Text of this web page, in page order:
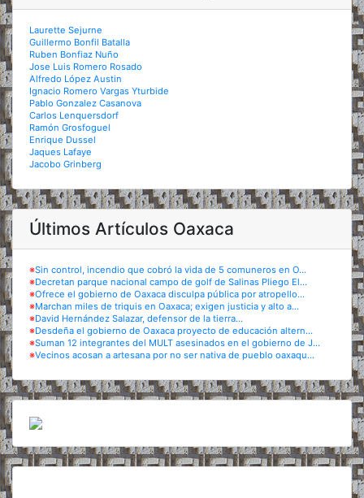
Laurette Sejurne
Guillermo Bonfil Batalla
Ruben Bonfiaz Nuño
Jose Luis Romero Rosado
Alfredo López Austin
Ignacio Romero Vargas Yturbide
Pablo Gonzalez Casanova
Carlos Lenquersdorf
Ramón Grosfoguel
Enrique Dussel
Jaques Lafaye
Jacobo Grinberg
Últimos Artículos Oaxaca
※Sin control, incendio que cobró la vida de 5 comuneros en O...
※Decretan parque nacional campo de golf de Salinas Pliego El...
※Ofrece el gobierno de Oaxaca disculpa pública por atropello...
※Marchan miles de triquis en Oaxaca; exigen justicia y alto a...
※David Hernández Salazar, defensor de la tierra...
※Desdeña el gobierno de Oaxaca proyecto de educación altern...
※Suman 12 integrantes del MULT asesinados en el gobierno de J...
※Vecinos acosan a artesana por no ser nativa de pueblo oaxaqu...